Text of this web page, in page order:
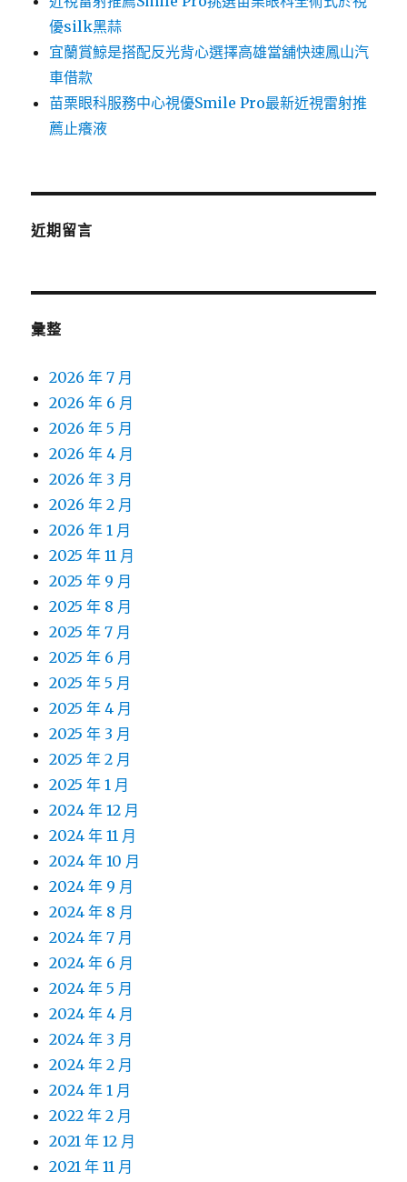
優silk黑蒜
宜蘭賞鯨是搭配反光背心選擇高雄當舖快速鳳山汽
車借款
苗栗眼科服務中心視優Smile Pro最新近視雷射推
薦止癢液
近期留言
彙整
2026 年 7 月
2026 年 6 月
2026 年 5 月
2026 年 4 月
2026 年 3 月
2026 年 2 月
2026 年 1 月
2025 年 11 月
2025 年 9 月
2025 年 8 月
2025 年 7 月
2025 年 6 月
2025 年 5 月
2025 年 4 月
2025 年 3 月
2025 年 2 月
2025 年 1 月
2024 年 12 月
2024 年 11 月
2024 年 10 月
2024 年 9 月
2024 年 8 月
2024 年 7 月
2024 年 6 月
2024 年 5 月
2024 年 4 月
2024 年 3 月
2024 年 2 月
2024 年 1 月
2022 年 2 月
2021 年 12 月
2021 年 11 月